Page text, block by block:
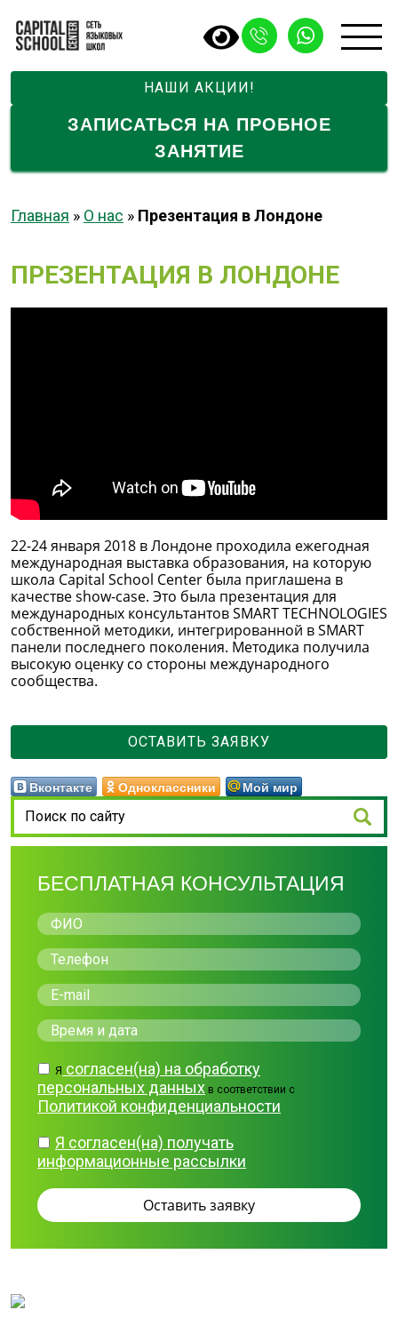
НАШИ АКЦИИ!
ЗАПИСАТЬСЯ НА ПРОБНОЕ
ЗАНЯТИЕ
Главная » О нас » Презентация в Лондоне
ПРЕЗЕНТАЦИЯ В ЛОНДОНЕ
22-24 января 2018 в Лондоне проходила ежегодная
международная выставка образования, на которую
школа Capital School Center была приглашена в
качестве show-case. Это была презентация для
международных консультантов SMART TECHNOLOGIES
собственной методики, интегрированной в SMART
панели последнего поколения. Методика получила
высокую оценку со стороны международного
сообщества.
ОСТАВИТЬ ЗАЯВКУ
Вконтакте Одноклассники Мой мир
БЕСПЛАТНАЯ КОНСУЛЬТАЦИЯ
Я согласен(на) на обработку
персональных данных в соответствии с
Политикой конфиденциальности
Я согласен(на) получать
информационные рассылки